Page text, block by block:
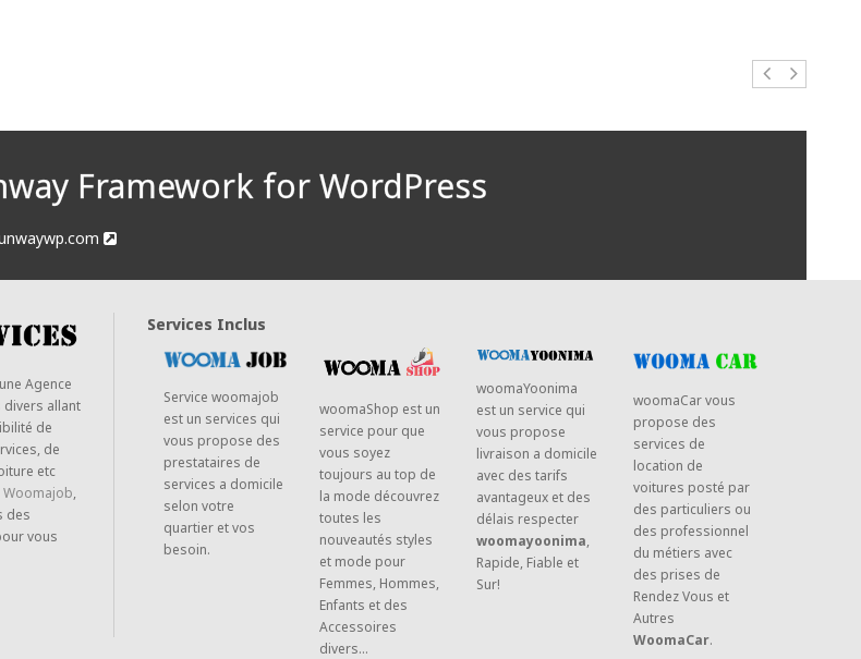
Framework for WordPress
Agence
allant
de
de
etc
Woomajob,
des
vous
Services Inclus
Service woomajob
est un services qui
vous propose des
prestataires de
services a domicile
selon votre
quartier et vos
besoin.
woomaShop est un
service pour que
vous soyez
toujours au top de
la mode découvrez
toutes les
nouveautés styles
et mode pour
Femmes, Hommes,
Enfants et des
Accessoires
divers...
woomaYoonima
est un service qui
vous propose
livraison a domicile
avec des tarifs
avantageux et des
délais respecter
woomayoonima,
Rapide, Fiable et
Sur!
woomaCar vous
propose des
services de
location de
voitures posté par
des particuliers ou
des professionnel
du métiers avec
des prises de
Rendez Vous et
Autres
WoomaCar.